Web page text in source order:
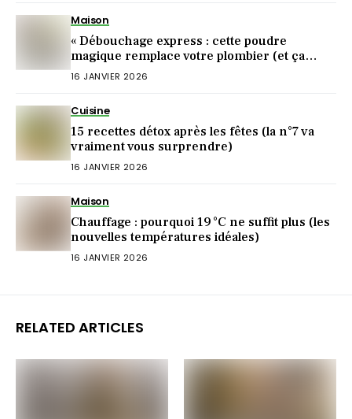
Maison
« Débouchage express : cette poudre
magique remplace votre plombier (et ça
marche !) »
16 JANVIER 2026
Cuisine
15 recettes détox après les fêtes (la n°7 va
vraiment vous surprendre)
16 JANVIER 2026
Maison
Chauffage : pourquoi 19 °C ne suffit plus (les
nouvelles températures idéales)
16 JANVIER 2026
RELATED ARTICLES